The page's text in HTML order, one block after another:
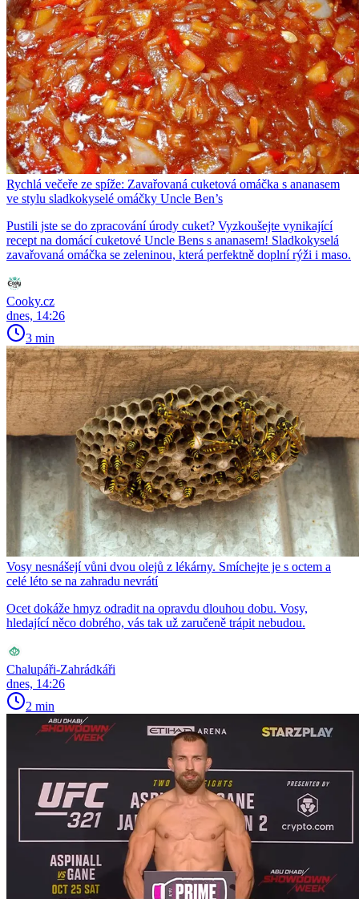
Rychlá večeře ze spíže: Zavařovaná cuketová omáčka s ananasem
ve stylu sladkokyselé omáčky Uncle Ben’s
Pustili jste se do zpracování úrody cuket? Vyzkoušejte vynikající
recept na domácí cuketové Uncle Bens s ananasem! Sladkokyselá
zavařovaná omáčka se zeleninou, která perfektně doplní rýži i maso.
Cooky.cz
dnes, 14:26
3 min
Vosy nesnášejí vůni dvou olejů z lékárny. Smíchejte je s octem a
celé léto se na zahradu nevrátí
Ocet dokáže hmyz odradit na opravdu dlouhou dobu. Vosy,
hledající něco dobrého, vás tak už zaručeně trápit nebudou.
Chalupáři-Zahrádkáři
dnes, 14:26
2 min